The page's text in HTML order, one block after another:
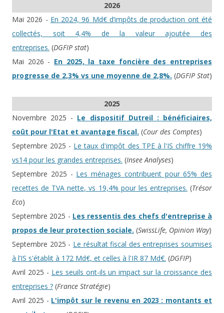
2026
Mai 2026 - En 2024, 96 Md€ d’impôts de production ont été
collectés, soit 4,4% de la valeur ajoutée des
entreprises. (DGFIP stat)
Mai 2026 - En 2025, la taxe foncière des entreprises
progresse de 2,3% vs une moyenne de 2,8%. (DGFIP Stat)
2025
Novembre 2025 - Le dispositif Dutreil : bénéficiaires,
coût pour l'Etat et avantage fiscal. (Cour des Comptes)
Septembre 2025 - Le taux d'impôt des TPE à l'IS chiffre 19%
vs14 pour les grandes entreprises. (Insee Analyses)
Septembre 2025 - Les ménages contribuent pour 65% des
recettes de TVA nette, vs 19,4% pour les entreprises. (Trésor
Eco)
Septembre 2025 - Les ressentis des chefs d'entreprise à
propos de leur protection sociale. (SwissLife, Opinion Way)
Septembre 2025 - Le résultat fiscal des entreprises soumises
à l’IS s'établit à 172 Md€, et celles à l'IR 87 Md€. (DGFIP)
Avril 2025 - Les seuils ont-ils un impact sur la croissance des
entreprises ? (France Stratégie)
Avril 2025 - L'impôt sur le revenu en 2023 : montants et